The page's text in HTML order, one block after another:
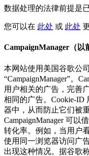
数据处理的法律前提是
您可以在 此处 或 此处
CampaignManager（以
本网站使用美国谷歌公
“CampaignManager”。
用户相关的广告，完善
相同的广告。Cookie-ID
器中，从而防止它们被
CampaignManager 可以
转化率。例如，当用户
使用同一浏览器访问广
出现这种情况。据谷歌